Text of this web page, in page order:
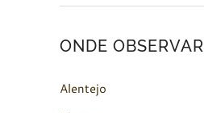
ONDE OBSERVAR
Alentejo